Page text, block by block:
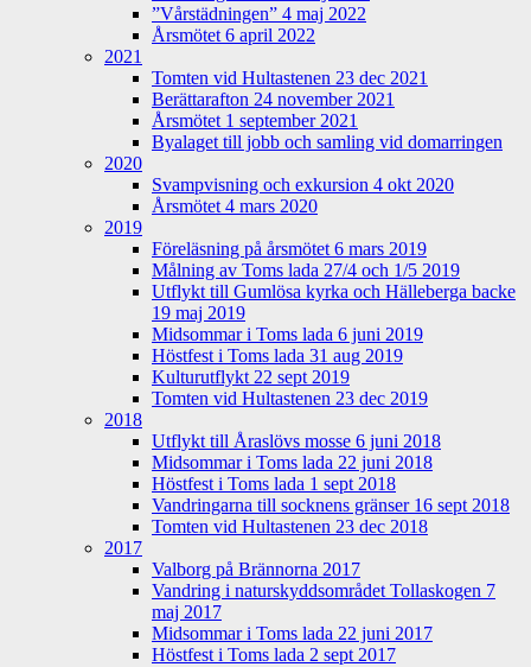
”Vårstädningen” 4 maj 2022
Årsmötet 6 april 2022
2021
Tomten vid Hultastenen 23 dec 2021
Berättarafton 24 november 2021
Årsmötet 1 september 2021
Byalaget till jobb och samling vid domarringen
2020
Svampvisning och exkursion 4 okt 2020
Årsmötet 4 mars 2020
2019
Föreläsning på årsmötet 6 mars 2019
Målning av Toms lada 27/4 och 1/5 2019
Utflykt till Gumlösa kyrka och Hälleberga backe
19 maj 2019
Midsommar i Toms lada 6 juni 2019
Höstfest i Toms lada 31 aug 2019
Kulturutflykt 22 sept 2019
Tomten vid Hultastenen 23 dec 2019
2018
Utflykt till Åraslövs mosse 6 juni 2018
Midsommar i Toms lada 22 juni 2018
Höstfest i Toms lada 1 sept 2018
Vandringarna till socknens gränser 16 sept 2018
Tomten vid Hultastenen 23 dec 2018
2017
Valborg på Brännorna 2017
Vandring i naturskyddsområdet Tollaskogen 7
maj 2017
Midsommar i Toms lada 22 juni 2017
Höstfest i Toms lada 2 sept 2017